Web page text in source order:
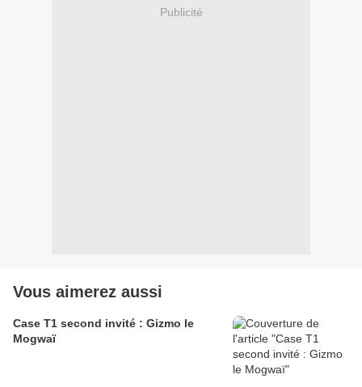
Publicité
Vous aimerez aussi
Case T1 second invité : Gizmo le
Mogwaï